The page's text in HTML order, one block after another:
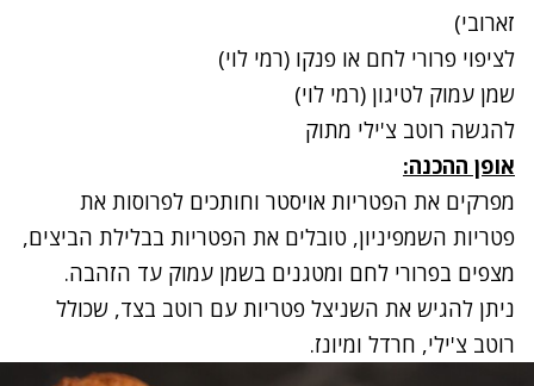
זארובי)
לציפוי פרורי לחם או פנקו (רמי לוי)
שמן עמוק לטיגון (רמי לוי)
להגשה רוטב צ'ילי מתוק
אופן ההכנה:
מפרקים את הפטריות אויסטר וחותכים לפרוסות את
פטריות השמפיניון, טובלים את הפטריות בבלילת הביצים,
מצפים בפרורי לחם ומטגנים בשמן עמוק עד הזהבה.
ניתן להגיש את השניצל פטריות עם רוטב בצד, שכולל
רוטב צ'ילי, חרדל ומיונז.